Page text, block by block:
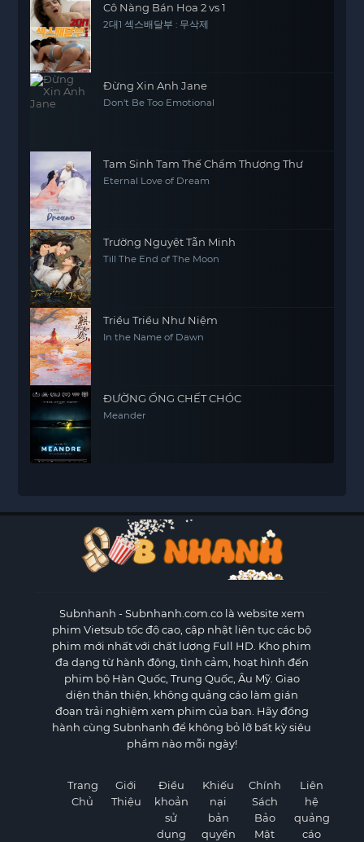
Cô Nàng Bán Hoa 2 vs 1
2대1 섹스배달부 : 무삭제
Đừng Xin Anh Jane
Don't Be Too Emotional
Tam Sinh Tam Thế Chẩm Thượng Thư
Eternal Love of Dream
Trường Nguyệt Tẫn Minh
Till The End of The Moon
Triều Triều Như Niệm
In the Name of Dawn
ĐƯỜNG ỐNG CHẾT CHÓC
Meander
Subnhanh - Subnhanh.com.co là website xem
phim Vietsub tốc độ cao, cập nhật liên tục các bộ
phim mới nhất với chất lượng Full HD. Kho phim
đa dạng từ hành động, tình cảm, hoạt hình đến
phim bộ Hàn Quốc, Trung Quốc, Âu Mỹ. Giao
diện thân thiện, không quảng cáo làm gián
đoạn trải nghiệm xem phim của bạn. Hãy đồng
hành cùng Subnhanh để không bỏ lỡ bất kỳ siêu
phẩm nào mỗi ngày!
Trang
Chủ
Giới
Thiệu
Điều
khoản
sử
dụng
Khiếu
nại
bản
quyền
Chính
Sách
Bảo
Mật
Liên
hệ
quảng
cáo